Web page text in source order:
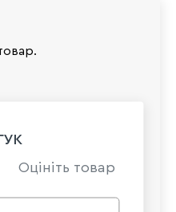
Оцініть товар